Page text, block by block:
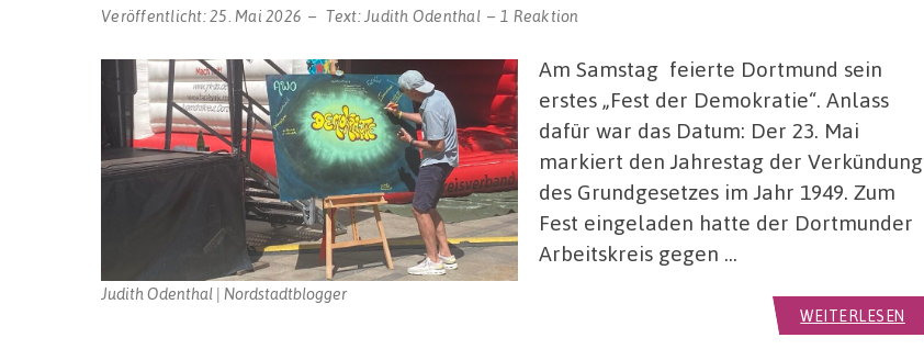
Veröffentlicht:25. Mai 2026 Text: Judith Odenthal 1 Reaktion
Judith Odenthal | Nordstadtblogger
Am Samstag feierte Dortmund sein
erstes „Fest der Demokratie“. Anlass
dafür war das Datum: Der 23. Mai
markiert den Jahrestag der Verkündung
des Grundgesetzes im Jahr 1949. Zum
Fest eingeladen hatte der Dortmunder
Arbeitskreis gegen …
WEITERLESEN